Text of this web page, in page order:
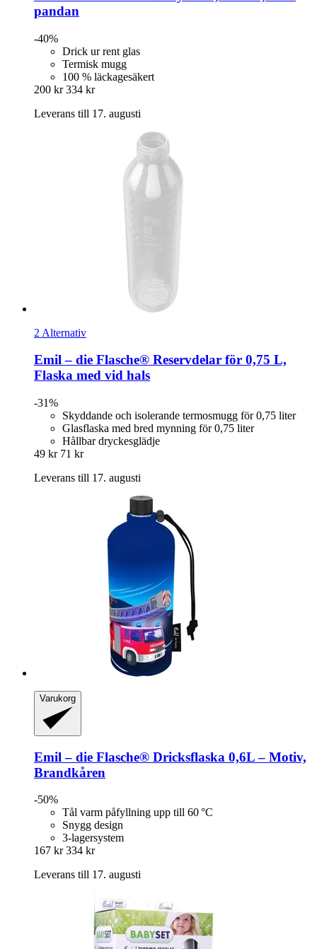
pandan
-40%
Drick ur rent glas
Termisk mugg
100 % läckagesäkert
200 kr 334 kr
Leverans till 17. augusti
2 Alternativ
Emil – die Flasche® Reservdelar för 0,75 L,
Flaska med vid hals
-31%
Skyddande och isolerande termosmugg för 0,75 liter
Glasflaska med bred mynning för 0,75 liter
Hållbar dryckesglädje
49 kr 71 kr
Leverans till 17. augusti
Varukorg
Emil – die Flasche® Dricksflaska 0,6L – Motiv,
Brandkåren
-50%
Tål varm påfyllning upp till 60 °C
Snygg design
3-lagersystem
167 kr 334 kr
Leverans till 17. augusti